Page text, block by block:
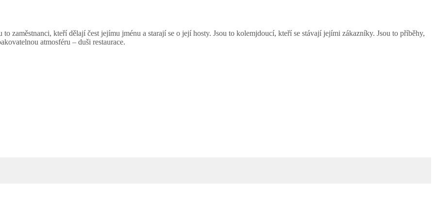
zaměstnanci, kteří dělají čest jejímu jménu a starají se o její hosty. Jsou to kolemjdoucí, kteří se stávají jejími zákazníky. Jsou to příběhy,
atmosféru – duši restaurace.